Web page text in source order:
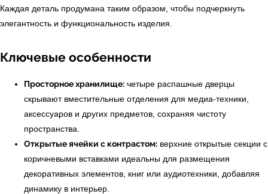
Каждая деталь продумана таким образом, чтобы подчеркнуть
элегантность и функциональность изделия.
Ключевые особенности
Просторное хранилище: четыре распашные дверцы
скрывают вместительные отделения для медиа-техники,
аксессуаров и других предметов, сохраняя чистоту
пространства.
Открытые ячейки с контрастом: верхние открытые секции с
коричневыми вставками идеальны для размещения
декоративных элементов, книг или аудиотехники, добавляя
динамику в интерьер.